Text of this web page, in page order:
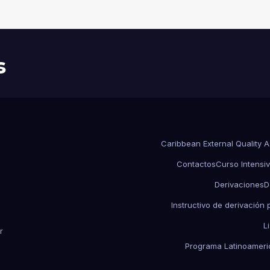
Caribbean External Quality
ContactosCurso
Derivaciones
Instructivo de derivación
Programa